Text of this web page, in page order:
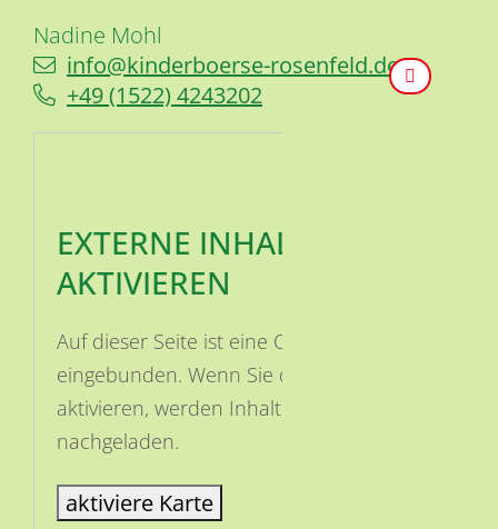
Nadine Mohl
info@kinderboerse-rosenfeld.de
+49 (1522) 4243202
EXTERNE INHALTE
AKTIVIEREN
Auf dieser Seite ist eine OSM Karte
eingebunden. Wenn Sie die Karte
aktivieren, werden Inhalte von OSM
nachgeladen.
aktiviere Karte